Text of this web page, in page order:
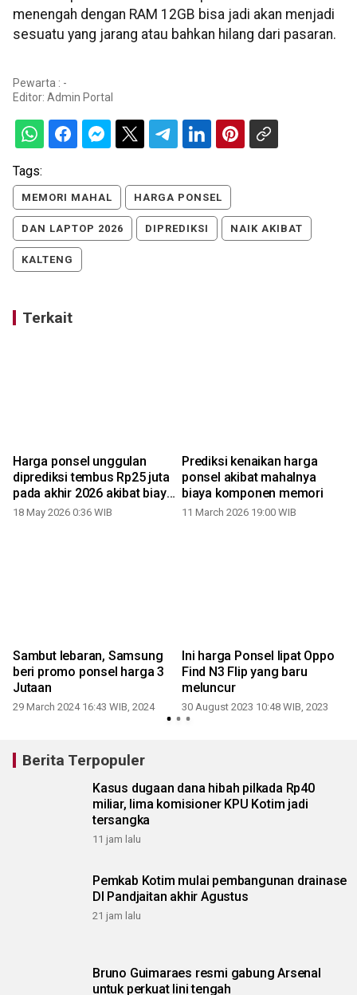
menengah dengan RAM 12GB bisa jadi akan menjadi
sesuatu yang jarang atau bahkan hilang dari pasaran.
Pewarta : -
Editor: Admin Portal
Tags:
MEMORI MAHAL HARGA PONSEL
DAN LAPTOP 2026 DIPREDIKSI NAIK AKIBAT
KALTENG
Terkait
Harga ponsel unggulan
diprediksi tembus Rp25 juta
pada akhir 2026 akibat biaya
komponen
18 May 2026 0:36 WIB
Prediksi kenaikan harga
ponsel akibat mahalnya
biaya komponen memori
11 March 2026 19:00 WIB
Sambut lebaran, Samsung
beri promo ponsel harga 3
Jutaan
29 March 2024 16:43 WIB, 2024
Ini harga Ponsel lipat Oppo
Find N3 Flip yang baru
meluncur
30 August 2023 10:48 WIB, 2023
Berita Terpopuler
Kasus dugaan dana hibah pilkada Rp40
miliar, lima komisioner KPU Kotim jadi
tersangka
11 jam lalu
Pemkab Kotim mulai pembangunan drainase
DI Pandjaitan akhir Agustus
21 jam lalu
Bruno Guimaraes resmi gabung Arsenal
untuk perkuat lini tengah